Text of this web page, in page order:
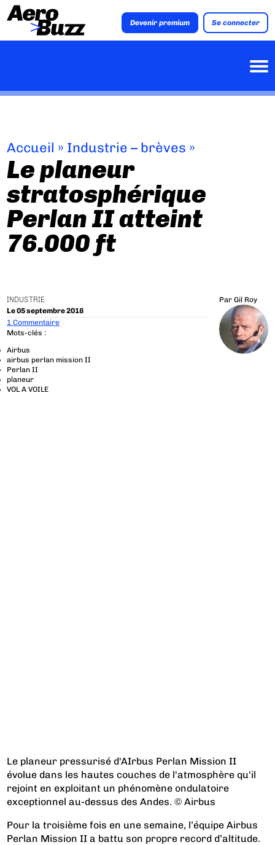
Devenir premium Se connecter
Accueil » Industrie – brèves »
Le planeur
stratosphérique
Perlan II atteint
76.000 ft
INDUSTRIE
Le 05 septembre 2018
Par Gil Roy
1 Commentaire
Mots-clés :
Airbus
airbus perlan mission II
Perlan II
planeur
VOL A VOILE
Le planeur pressurisé d'AIrbus Perlan Mission II
évolue dans les hautes couches de l'atmosphère qu'il
rejoint en exploitant un phénomène ondulatoire
exceptionnel au-dessus des Andes. © Airbus
Pour la troisième fois en une semaine, l’équipe Airbus
Perlan Mission II a battu son propre record d’altitude.